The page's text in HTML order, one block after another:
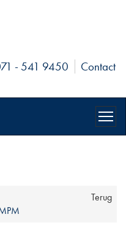
- 541 9450
Contact
Terug